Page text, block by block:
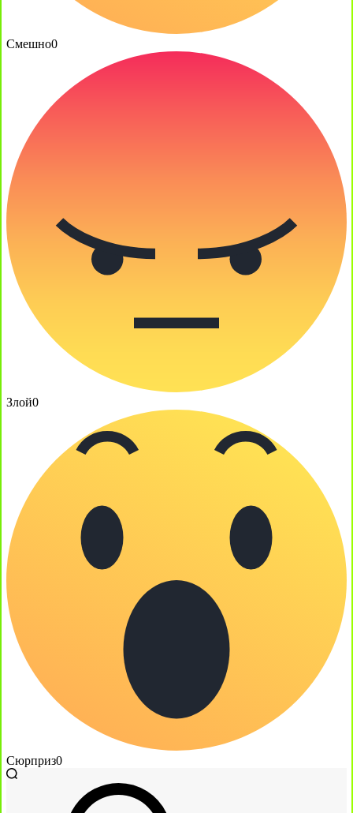
Смешно0
Злой0
Сюрприз0